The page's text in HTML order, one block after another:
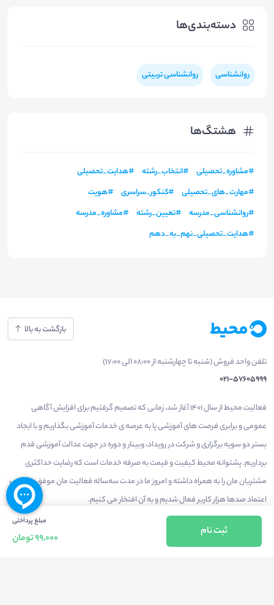
دسته‌بندی‌ها
روانشناسی روانشناسی تربیتی
هشتگ‌ها
#مشاوره_تحصیلی #انتخاب_رشته #هدایت_تحصیلی
#مهارت_های_تحصیلی #کنکور_سراسری #هویت
#روانشناسی_مدرسه #تعیین_رشته #مشاوره_مدرسه
#هدایت_تحصیلی_نهم_به_دهم
مبلغ پرداختی
99,000 تومان
ثبت نام
بازگشت به بالا
تلفن واحد فروش (شنبه تا چهارشنبه از 08:00 الی 17:00)
021-57605999
فعالیت محیط از سال 1401 آغاز شد، زمانی که تصمیم گرفتیم برای افزایش آگاهی
عمومی و برابری فرصت های آموزشی پا به عرصه ی خدمات آموزشی بگذاریم و با ایجاد
بستر دو سویه برگزاری و شرکت در رویداد، وبینار و دوره در جهت عدالت آموزشی قدم
برداریم. پشتوانه محیط کیفیت و قیمت به صرفه خدمات است که رضایت حداکثری
مشتریان مان را به همراه داشته و امروز ما در مدت سه‌ساله فعالیت مان موفق به کسب
اعتماد صدها هزار کاربر فعال شدیم و به آن افتخار می‌ کنیم.